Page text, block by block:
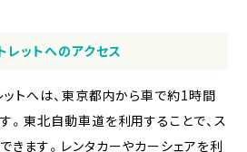
レットへのアクセス
ットへは、東京都内から車で約1時間
。東北自動車道を利用することで、ス
きます。レンタカーやカーシェアを利